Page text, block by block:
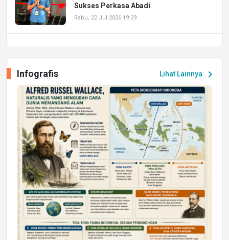
Sukses Perkasa Abadi
Rabu, 22 Jul 2026 19:29
Peluang Kerja dan Magang
Jumat, 17 Jul 2026 22:30
DAERAH
Astra Motor Kalimantan Timur 2 Dukung
Mahasiswa Samarinda dalam Astra
Honda SDGs Future Leaders 2026
Jumat, 10 Jul 2026 19:01
Lihat Lainnya chevron_right
Infografis